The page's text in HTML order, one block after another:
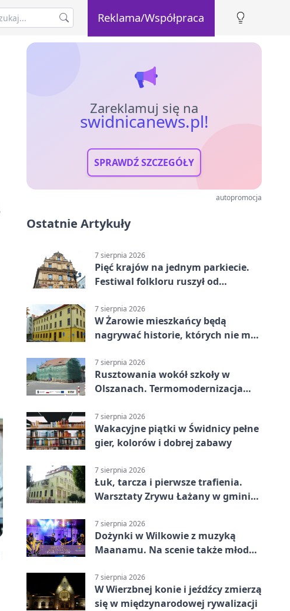
Reklama/Współpraca
Zareklamuj się na
swidnicanews.pl!
SPRAWDŹ SZCZEGÓŁY
autopromocja
Ostatnie Artykuły
7 sierpnia 2026
Pięć krajów na jednym parkiecie.
Festiwal folkloru ruszył od
7 sierpnia 2026
W Żarowie mieszkańcy będą
nagrywać historie, których nie ma
7 sierpnia 2026
Rusztowania wokół szkoły w
Olszanach. Termomodernizacja
7 sierpnia 2026
Wakacyjne piątki w Świdnicy pełne
gier, kolorów i dobrej zabawy
7 sierpnia 2026
Łuk, tarcza i pierwsze trafienia.
Warsztaty Zrywu Łażany w gminie
7 sierpnia 2026
Dożynki w Wilkowie z muzyką
Maanamu. Na scenie także młode
7 sierpnia 2026
W Wierzbnej konie i jeźdźcy zmierzą
się w międzynarodowej rywalizacji